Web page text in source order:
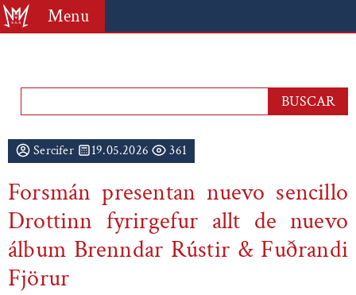
Menu
Sercifer 19.05.2026 361
Forsmán presentan nuevo sencillo
Drottinn fyrirgefur allt de nuevo
álbum Brenndar Rústir & Fuðrandi
Fjörur